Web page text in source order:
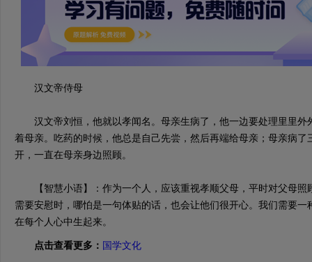
汉文帝侍母
汉文帝刘恒，他就以孝闻名。母亲生病了，他一边要处理里里外
着母亲。吃药的时候，他总是自己先尝，然后再端给母亲；母亲病了
开，一直在母亲身边照顾。
【智慧小语】：作为一个人，应该重视孝顺父母，平时对父母照
需要安慰时，哪怕是一句体贴的话，也会让他们很开心。我们需要一
在每个人心中生起来。
点击查看更多： 国学文化